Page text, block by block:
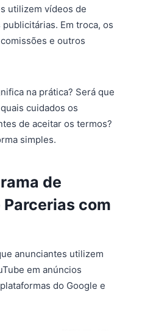
utilizem vídeos de
Em troca, os
e outros
na prática? Será que
cuidados os
de aceitar os termos?
simples.
de
com
anunciantes utilizem
em anúncios
do Google e